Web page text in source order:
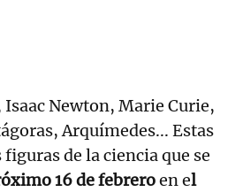
Newton, Marie Curie,
Arquímedes... Estas
de la ciencia que se
16 de febreroen el